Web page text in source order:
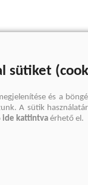
sütiket
és a
A sütik
ide kattintva érhető el.